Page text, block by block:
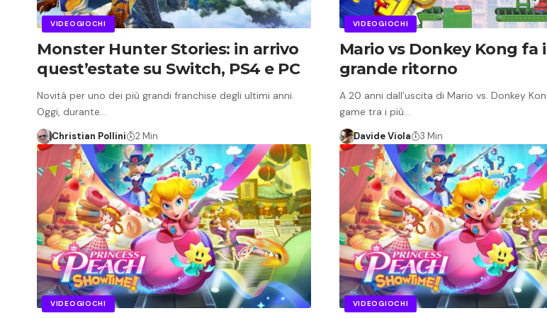
VIDEOGIOCHI
Monster Hunter Stories: in arrivo
quest’estate su Switch, PS4 e PC
Novità per uno dei più grandi franchise degli ultimi anni.
Oggi, durante…
Christian Pollini 2 Min
VIDEOGIOCHI
Mario vs Donkey Kong fa
grande ritorno
A 20 anni dall’uscita di Mario vs. Donkey
game tra i più…
Davide Viola 3 Min
VIDEOGIOCHI VIDEOGIOCHI